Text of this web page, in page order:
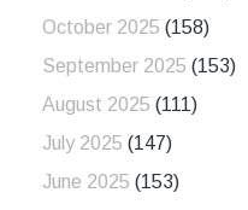
October 2025 (158)
September 2025 (153)
August 2025 (111)
July 2025 (147)
June 2025 (153)